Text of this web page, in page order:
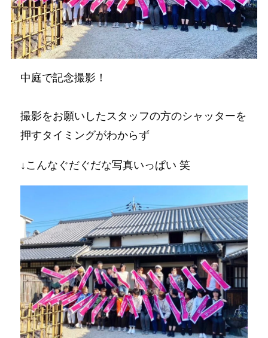
中庭で記念撮影！
撮影をお願いしたスタッフの方のシャッターを
押すタイミングがわからず
↓こんなぐだぐだな写真いっぱい 笑